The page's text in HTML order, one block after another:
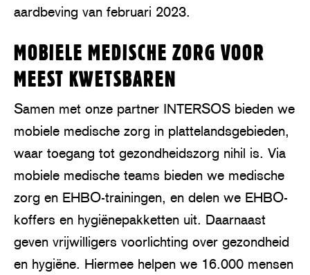
aardbeving van februari 2023.
MOBIELE MEDISCHE ZORG VOOR
MEEST KWETSBAREN
Samen met onze partner INTERSOS bieden we
mobiele medische zorg in plattelandsgebieden,
waar toegang tot gezondheidszorg nihil is. Via
mobiele medische teams bieden we medische
zorg en EHBO-trainingen, en delen we EHBO-
koffers en hygiënepakketten uit. Daarnaast
geven vrijwilligers voorlichting over gezondheid
en hygiëne. Hiermee helpen we 16.000 mensen